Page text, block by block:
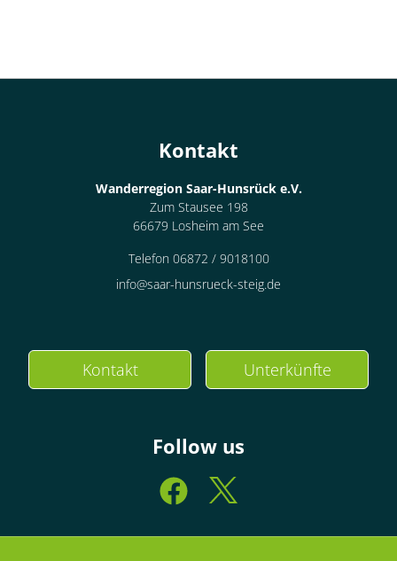
Kontakt
Wanderregion Saar-Hunsrück e.V.
Zum Stausee 198
66679 Losheim am See
Telefon 06872 / 9018100
info@saar-hunsrueck-steig.de
Kontakt Unterkünfte
Follow us